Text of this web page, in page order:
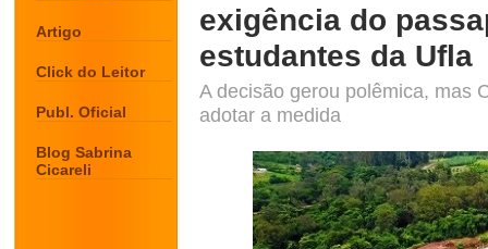
Artigo
Click do Leitor
Publ. Oficial
Blog Sabrina
Cicareli
exigência do
estudantes da Ufla
A decisão gerou polêmica, mas
adotar a medida